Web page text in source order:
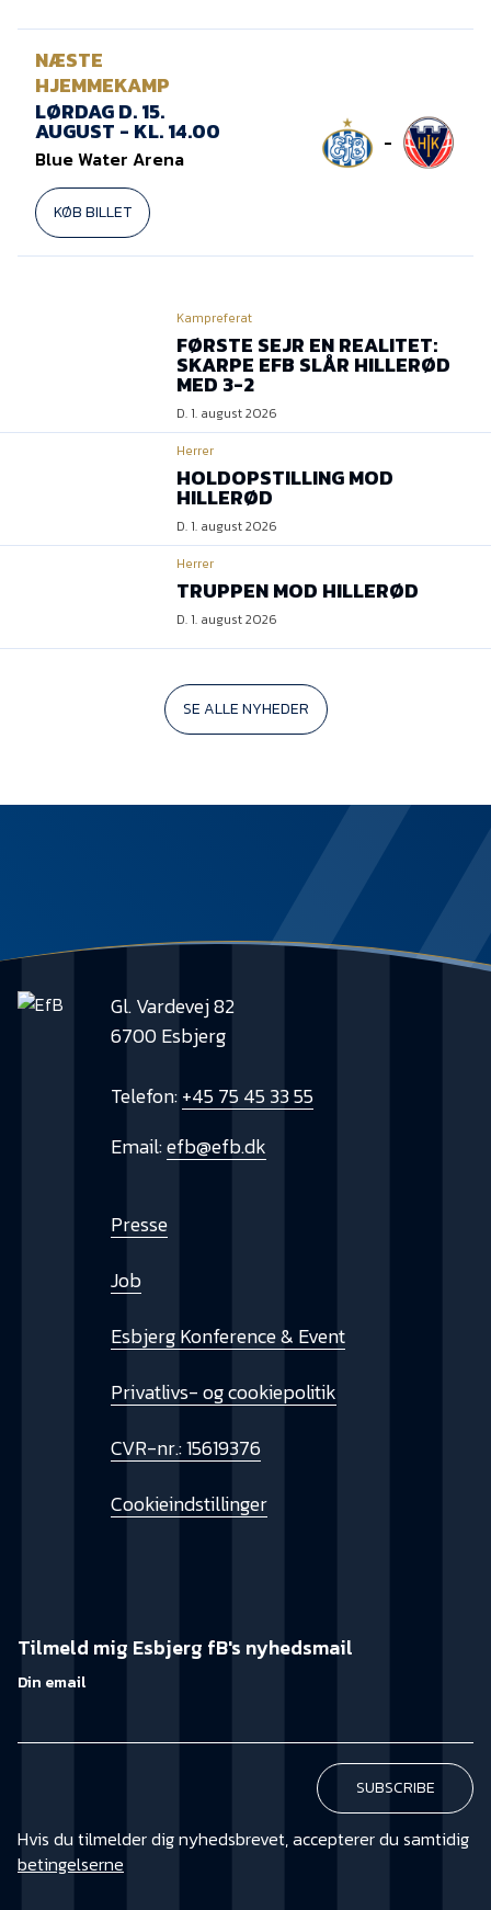
NÆSTE
HJEMMEKAMP
LØRDAG D. 15.
AUGUST - KL. 14.00
Blue Water Arena
KØB BILLET
-
Kampreferat
FØRSTE SEJR EN REALITET:
SKARPE EFB SLÅR HILLERØD
MED 3-2
D. 1. august 2026
Herrer
HOLDOPSTILLING MOD
HILLERØD
D. 1. august 2026
Herrer
TRUPPEN MOD HILLERØD
D. 1. august 2026
SE ALLE NYHEDER
Gl. Vardevej 82
6700 Esbjerg
Telefon:+45 75 45 33 55
Email:efb@efb.dk
Presse
Job
Esbjerg Konference & Event
Privatlivs- og cookiepolitik
CVR-nr.: 15619376
Cookieindstillinger
Tilmeld mig Esbjerg fB's nyhedsmail
Din email
Hvis du tilmelder dig nyhedsbrevet, accepterer du samtidig
betingelserne